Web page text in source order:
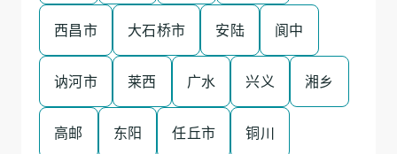
西昌市 大石桥市 安陆 阆中
讷河市 莱西 广水 兴义 湘乡
高邮 东阳 任丘市 铜川